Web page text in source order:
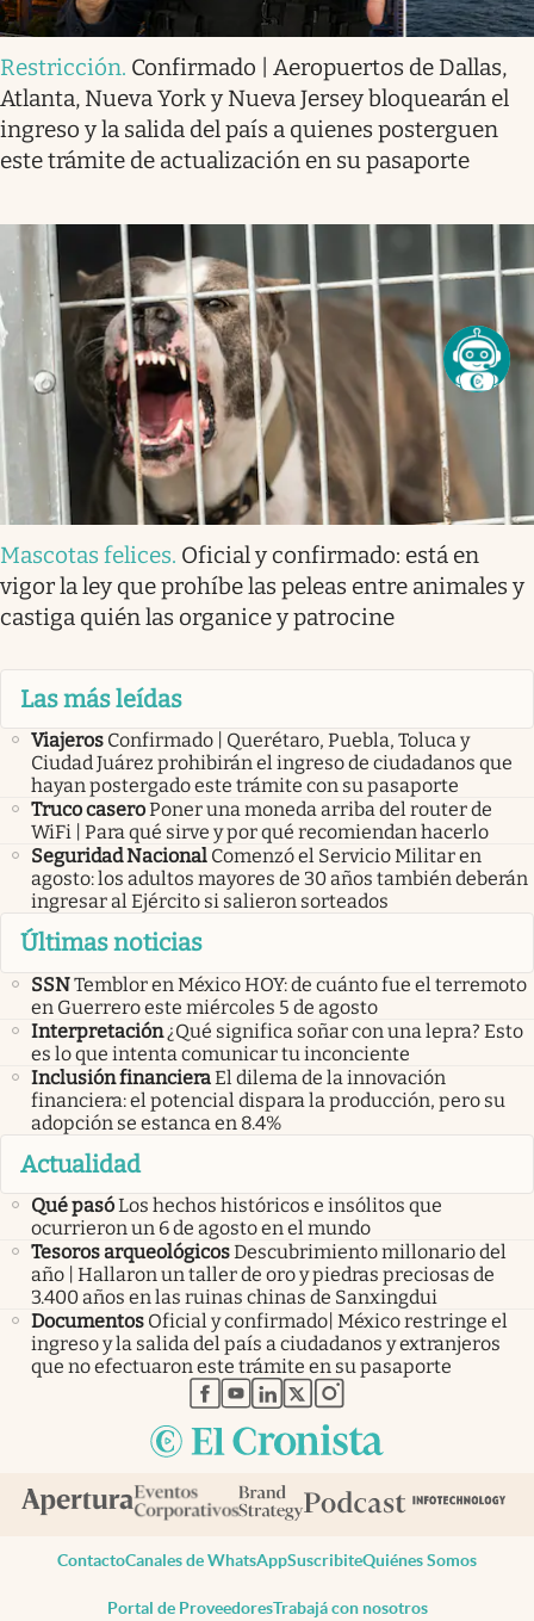
Restricción. Confirmado | Aeropuertos de Dallas,
Atlanta, Nueva York y Nueva Jersey bloquearán el
ingreso y la salida del país a quienes posterguen
este trámite de actualización en su pasaporte
Mascotas felices. Oficial y confirmado: está en
vigor la ley que prohíbe las peleas entre animales y
castiga quién las organice y patrocine
Las más leídas
Viajeros Confirmado | Querétaro, Puebla, Toluca y
Ciudad Juárez prohibirán el ingreso de ciudadanos que
hayan postergado este trámite con su pasaporte
Truco caseroPoner una moneda arriba del router de
WiFi | Para qué sirve y por qué recomiendan hacerlo
Seguridad Nacional Comenzó el Servicio Militar en
agosto: los adultos mayores de 30 años también deberán
ingresar al Ejército si salieron sorteados
Últimas noticias
SSNTemblor en México HOY: de cuánto fue el terremoto
en Guerrero este miércoles 5 de agosto
Interpretación ¿Qué significa soñar con una lepra? Esto
es lo que intenta comunicar tu inconciente
Inclusión financieraEl dilema de la innovación
financiera: el potencial dispara la producción, pero su
adopción se estanca en 8.4%
Actualidad
Qué pasóLos hechos históricos e insólitos que
ocurrieron un 6 de agosto en el mundo
Tesoros arqueológicosDescubrimiento millonario del
año | Hallaron un taller de oro y piedras preciosas de
3.400 años en las ruinas chinas de Sanxingdui
Documentos Oficial y confirmado| México restringe el
ingreso y la salida del país a ciudadanos y extranjeros
que no efectuaron este trámite en su pasaporte
abre en nueva pestaña
abre en nueva pestaña
abre en nueva pestaña
abre en nueva pestaña
abre en nueva pestaña
ContactoCanales de WhatsAppSuscribiteQuiénes Somos
Portal de ProveedoresTrabajá con nosotros